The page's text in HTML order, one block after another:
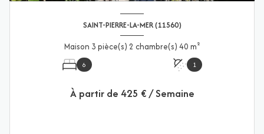
SAINT-PIERRE-LA-MER (11560)
Maison 3 pièce(s) 2 chambre(s) 40 m²
6 1
À partir de 425 € / Semaine